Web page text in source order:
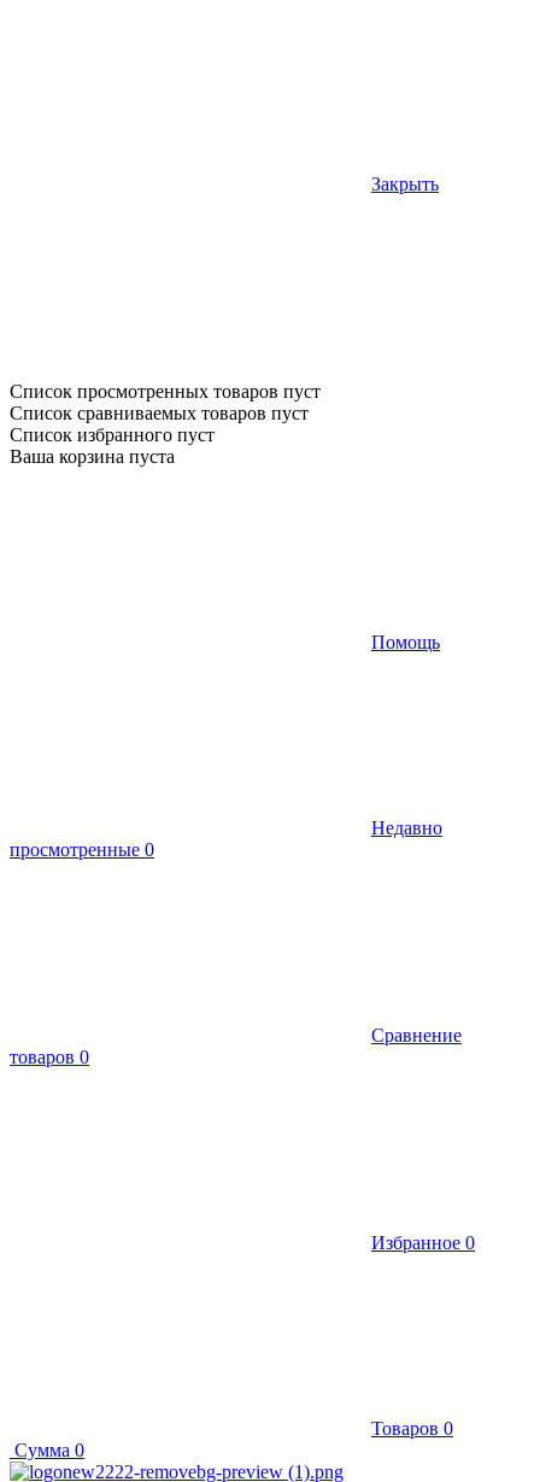
Закрыть
Список просмотренных товаров пуст
Список сравниваемых товаров пуст
Список избранного пуст
Ваша корзина пуста
Помощь
Недавно
просмотренные 0
Сравнение
товаров 0
Избранное 0
Товаров 0
Сумма 0